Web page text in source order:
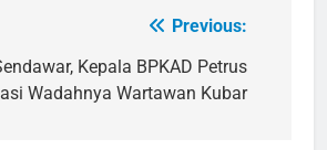
Previous:
Kepala BPKAD Petrus
Wadahnya Wartawan Kubar